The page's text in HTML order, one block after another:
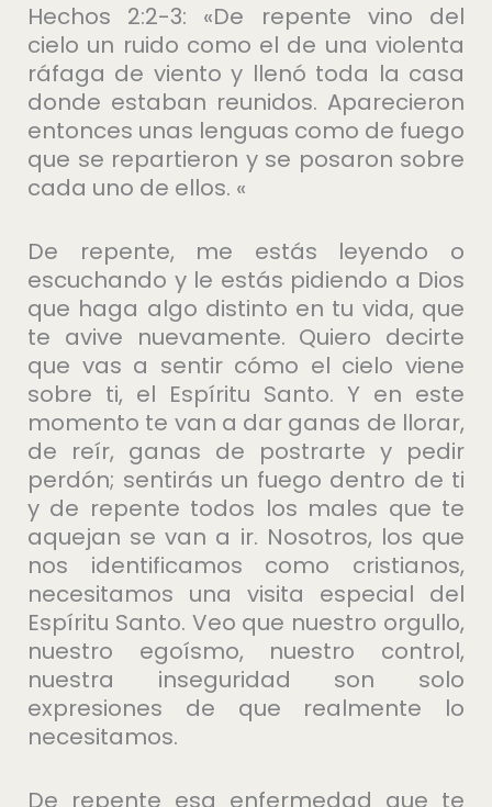
Hechos 2:2-3: «De repente vino del
cielo un ruido como el de una violenta
ráfaga de viento y llenó toda la casa
donde estaban reunidos. Aparecieron
entonces unas lenguas como de fuego
que se repartieron y se posaron sobre
cada uno de ellos. «
De repente, me estás leyendo o
escuchando y le estás pidiendo a Dios
que haga algo distinto en tu vida, que
te avive nuevamente. Quiero decirte
que vas a sentir cómo el cielo viene
sobre ti, el Espíritu Santo. Y en este
momento te van a dar ganas de llorar,
de reír, ganas de postrarte y pedir
perdón; sentirás un fuego dentro de ti
y de repente todos los males que te
aquejan se van a ir. Nosotros, los que
nos identificamos como cristianos,
necesitamos una visita especial del
Espíritu Santo. Veo que nuestro orgullo,
nuestro egoísmo, nuestro control,
nuestra inseguridad son solo
expresiones de que realmente lo
necesitamos.
De repente esa enfermedad que te